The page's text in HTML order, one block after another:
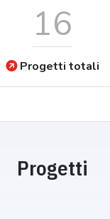
16
Progetti totali
Progetti